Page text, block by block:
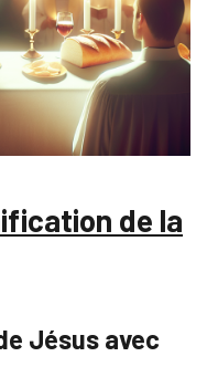
de la
Jésus avec